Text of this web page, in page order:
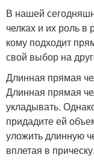
В нашей
челках и их роль в
кому подходит
свой выбор на
Длинная прямая
Длинная прямая
укладывать.
придадите ей
уложить длинную
вплетая в прическу.